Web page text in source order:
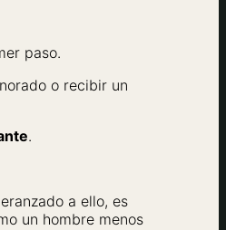
paso.
o recibir un
.
a ello, es
un hombre menos